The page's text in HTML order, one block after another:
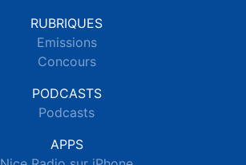
RUBRIQUES
Emissions
Concours
PODCASTS
Podcasts
APPS